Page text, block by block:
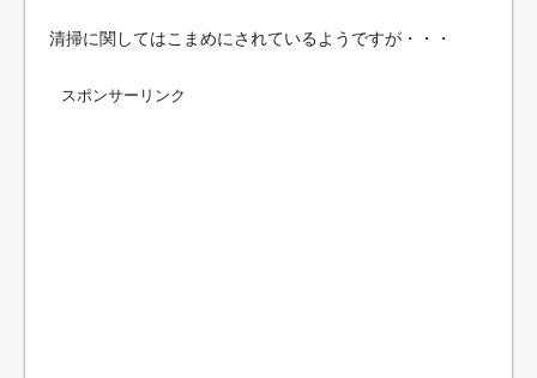
清掃に関してはこまめにされているようですが・・・
スポンサーリンク